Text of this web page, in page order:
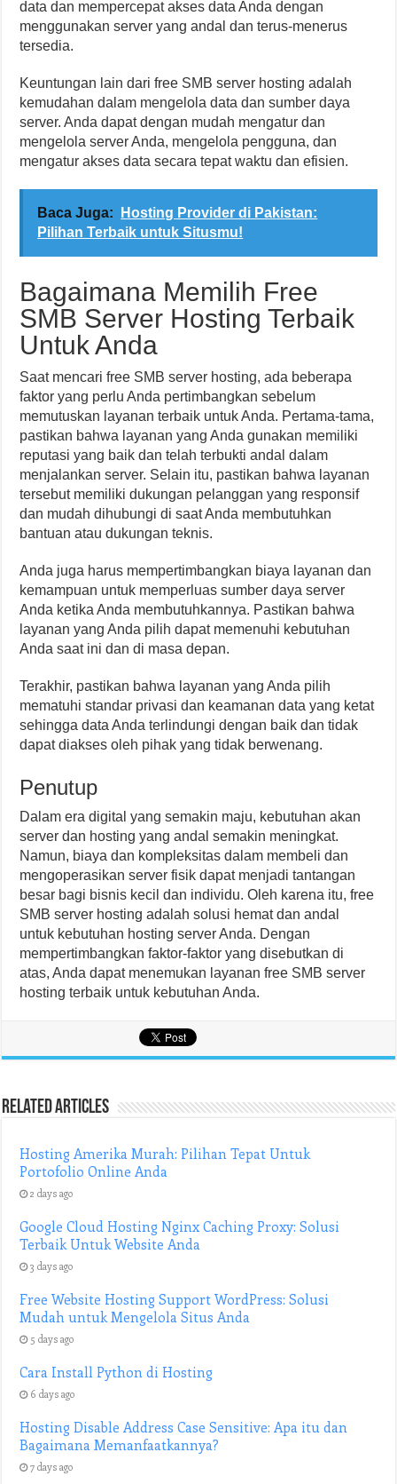
data dan mempercepat akses data Anda dengan
menggunakan server yang andal dan terus-menerus
tersedia.
Keuntungan lain dari free SMB server hosting adalah
kemudahan dalam mengelola data dan sumber daya
server. Anda dapat dengan mudah mengatur dan
mengelola server Anda, mengelola pengguna, dan
mengatur akses data secara tepat waktu dan efisien.
Baca Juga:
Hosting Provider di Pakistan:
Pilihan Terbaik untuk Situsmu!
Bagaimana Memilih Free
SMB Server Hosting Terbaik
Untuk Anda
Saat mencari free SMB server hosting, ada beberapa
faktor yang perlu Anda pertimbangkan sebelum
memutuskan layanan terbaik untuk Anda. Pertama-tama,
pastikan bahwa layanan yang Anda gunakan memiliki
reputasi yang baik dan telah terbukti andal dalam
menjalankan server. Selain itu, pastikan bahwa layanan
tersebut memiliki dukungan pelanggan yang responsif
dan mudah dihubungi di saat Anda membutuhkan
bantuan atau dukungan teknis.
Anda juga harus mempertimbangkan biaya layanan dan
kemampuan untuk memperluas sumber daya server
Anda ketika Anda membutuhkannya. Pastikan bahwa
layanan yang Anda pilih dapat memenuhi kebutuhan
Anda saat ini dan di masa depan.
Terakhir, pastikan bahwa layanan yang Anda pilih
mematuhi standar privasi dan keamanan data yang ketat
sehingga data Anda terlindungi dengan baik dan tidak
dapat diakses oleh pihak yang tidak berwenang.
Penutup
Dalam era digital yang semakin maju, kebutuhan akan
server dan hosting yang andal semakin meningkat.
Namun, biaya dan kompleksitas dalam membeli dan
mengoperasikan server fisik dapat menjadi tantangan
besar bagi bisnis kecil dan individu. Oleh karena itu, free
SMB server hosting adalah solusi hemat dan andal
untuk kebutuhan hosting server Anda. Dengan
mempertimbangkan faktor-faktor yang disebutkan di
atas, Anda dapat menemukan layanan free SMB server
hosting terbaik untuk kebutuhan Anda.
Related Articles
Hosting Amerika Murah: Pilihan Tepat Untuk
Portofolio Online Anda
2 days ago
Google Cloud Hosting Nginx Caching Proxy: Solusi
Terbaik Untuk Website Anda
3 days ago
Free Website Hosting Support WordPress: Solusi
Mudah untuk Mengelola Situs Anda
5 days ago
Cara Install Python di Hosting
6 days ago
Hosting Disable Address Case Sensitive: Apa itu dan
Bagaimana Memanfaatkannya?
7 days ago